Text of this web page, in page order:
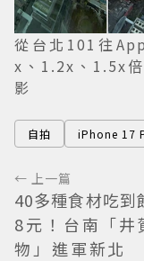
從台北101往
x、1.2x、1.5x
影
自拍 iPhone 17
← 上一篇
40多種食材吃到
8元！台南「井
物」進軍新北